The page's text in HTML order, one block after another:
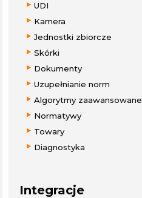
UDI
Kamera
Jednostki zbiorcze
Skórki
Dokumenty
Uzupełnianie norm
Algorytmy zaawansowane
Normatywy
Towary
Diagnostyka
Integracje